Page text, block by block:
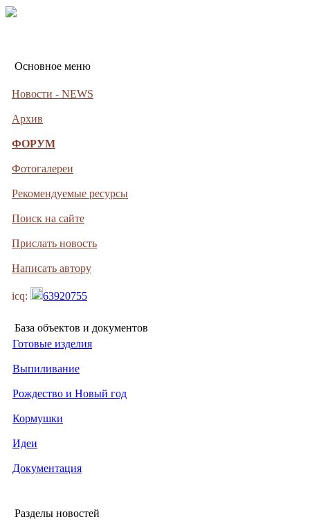
Основное меню
Новости - NEWS
Архив
ФОРУМ
Фотогалереи
Рекомендуемые ресурсы
Поиск на сайте
Прислать новость
Написать автору
icq: 63920755
База объектов и документов
Готовые изделия
Выпиливание
Рождество и Новый год
Кормушки
Идеи
Документация
Разделы новостей